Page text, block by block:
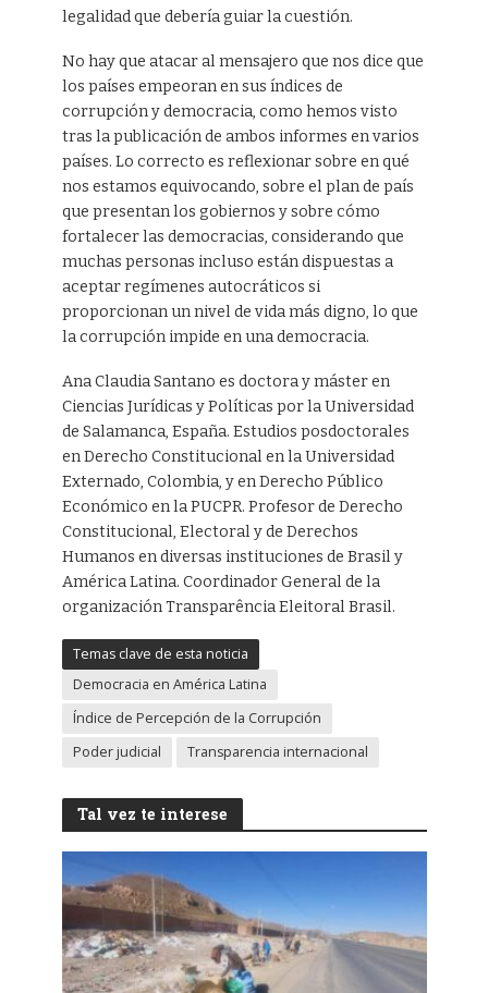
legalidad que debería guiar la cuestión.
No hay que atacar al mensajero que nos dice que
los países empeoran en sus índices de
corrupción y democracia, como hemos visto
tras la publicación de ambos informes en varios
países. Lo correcto es reflexionar sobre en qué
nos estamos equivocando, sobre el plan de país
que presentan los gobiernos y sobre cómo
fortalecer las democracias, considerando que
muchas personas incluso están dispuestas a
aceptar regímenes autocráticos si
proporcionan un nivel de vida más digno, lo que
la corrupción impide en una democracia.
Ana Claudia Santano es doctora y máster en
Ciencias Jurídicas y Políticas por la Universidad
de Salamanca, España. Estudios posdoctorales
en Derecho Constitucional en la Universidad
Externado, Colombia, y en Derecho Público
Económico en la PUCPR. Profesor de Derecho
Constitucional, Electoral y de Derechos
Humanos en diversas instituciones de Brasil y
América Latina. Coordinador General de la
organización Transparência Eleitoral Brasil.
Temas clave de esta noticia
Democracia en América Latina
Índice de Percepción de la Corrupción
Poder judicial
Transparencia internacional
Tal vez te interese